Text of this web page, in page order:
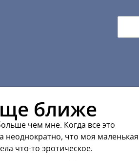
ближе
чем мне. Когда все это
неоднократно, что моя маленькая
что-то эротическое.